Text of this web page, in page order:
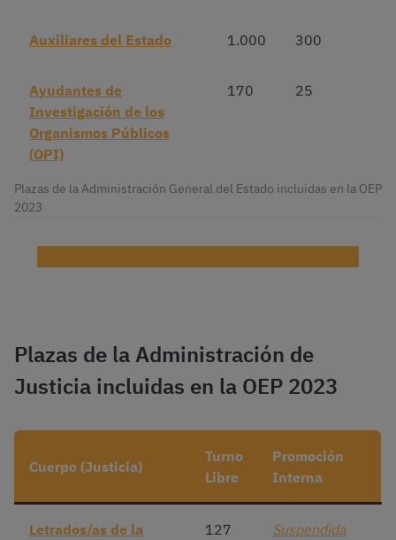
Auxiliares del Estado 1.000 300
Ayudantes de
Investigación de los
Organismos Públicos
(OPI)
170 25
Plazas de la Administración General del Estado incluidas en la OEP
2023
Plazas de la Administración de
Justicia incluidas en la OEP 2023
Cuerpo (Justicia)
Turno
Libre
Promoción
Interna
Letrados/as de la
127
Suspendida